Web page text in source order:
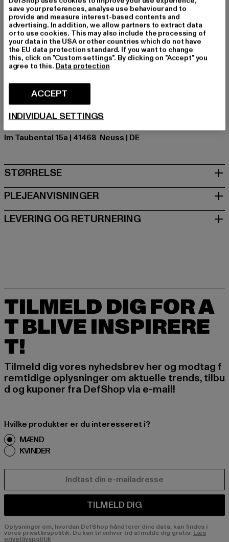
type ærme: Ærmeløse
Detaljer: Print
Skær: Regular
Mærke: Lonsdale London
Kategori: Tank Tops
Farve: grau, schwarz
Materialesammensætning: 100% Bomuld
Im Taubental 15a | 41468 Neuss | DE
STØRRELSE
PLEJEANVISNINGER
LEVERING OG RETURNERING
TILMELD DIG FOR A
T BLIVE INSPIRERE
T!
Tilmeld dig vores nyhedsbrev her og modtag f
remtidige oplysninger om aktuelle trends, tilbu
d og kuponer fra DefShop via e-mail!
Hvilke produkter er du interesseret i?
MÆND
KVINDER
TILMELD DIG
Oplysninger om, hvordan DefShop håndterer dine data, kan findes i
vores privatlivspolitik. Du kan til enhver tid afmelde dig gratis. Læs
privatlivspolitik
save your preferences, analyse use behaviour and to
provide and measure interest-based contents and
advertising. In addition, we allow partners to extract data
or to use cookies. This may also include the processing of
your data in the USA or other countries which do not have
the EU data protection standard. If you want to change
this, click on "Custom settings". By clicking on "Accept" you
agree to this. Data protection
ACCEPT
INDIVIDUAL SETTINGS